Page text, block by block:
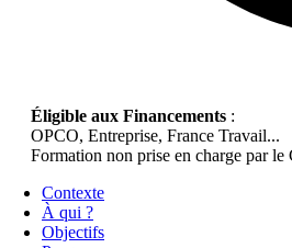
Éligible aux Financements :
OPCO, Entreprise, France Travail...
Formation non prise en charge par le
Contexte
À qui ?
Objectifs